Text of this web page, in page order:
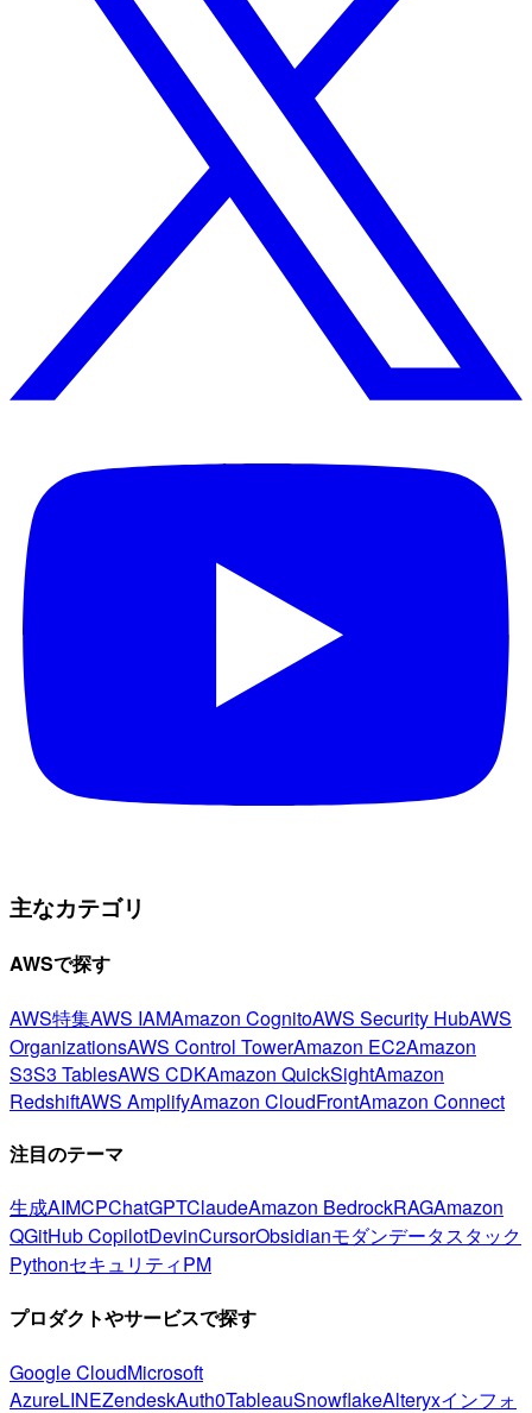
主なカテゴリ
AWSで探す
AWS特集AWS IAMAmazon CognitoAWS Security HubAWS
OrganizationsAWS Control TowerAmazon EC2Amazon
S3S3 TablesAWS CDKAmazon QuickSightAmazon
RedshiftAWS AmplifyAmazon CloudFrontAmazon Connect
注目のテーマ
生成AIMCPChatGPTClaudeAmazon BedrockRAGAmazon
QGitHub CopilotDevinCursorObsidianモダンデータスタック
PythonセキュリティPM
プロダクトやサービスで探す
Google CloudMicrosoft
AzureLINEZendeskAuth0TableauSnowflakeAlteryxインフォ